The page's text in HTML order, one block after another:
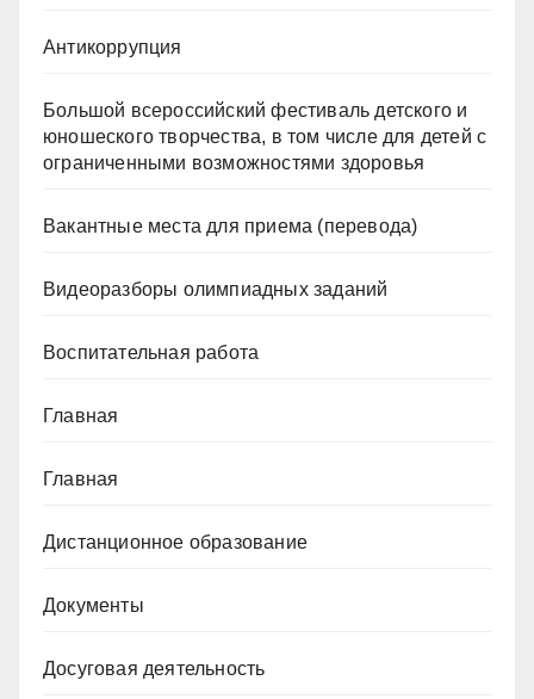
Антикоррупция
Большой всероссийский фестиваль детского и
юношеского творчества, в том числе для детей с
ограниченными возможностями здоровья
Вакантные места для приема (перевода)
Видеоразборы олимпиадных заданий
Воспитательная работа
Главная
Главная
Дистанционное образование
Документы
Досуговая деятельность